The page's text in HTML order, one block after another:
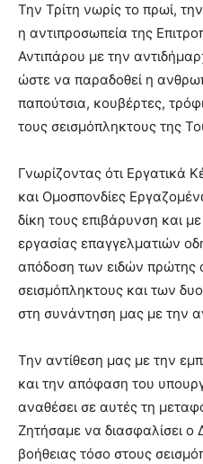
Την Τρίτη νωρίς το πρωί,
η αντιπροσωπεία της
Αντιπάρου με την
ώστε να παραδοθεί η
παπούτσια, κουβέρτες,
τους σεισμόπληκτους της
Γνωρίζοντας ότι Εργατικά
και Ομοσπονδίες
δίκη τους επιβάρυνση και
εργασίας επαγγελματιών
απόδοση των ειδών πρώτης
σεισμόπληκτους και των
στη συνάντηση μας με την
Την αντίθεση μας με την
και την απόφαση του
αναθέσει σε αυτές τη
Ζητήσαμε να διασφαλίσει
βοήθειας τόσο στους